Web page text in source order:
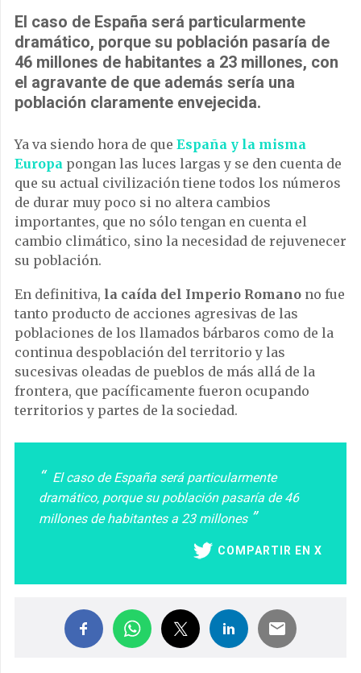
El caso de España será particularmente
dramático, porque su población pasaría de
46 millones de habitantes a 23 millones, con
el agravante de que además sería una
población claramente envejecida.
Ya va siendo hora de que España y la misma
Europa pongan las luces largas y se den cuenta de
que su actual civilización tiene todos los números
de durar muy poco si no altera cambios
importantes, que no sólo tengan en cuenta el
cambio climático, sino la necesidad de rejuvenecer
su población.
En definitiva, la caída del Imperio Romano no fue
tanto producto de acciones agresivas de las
poblaciones de los llamados bárbaros como de la
continua despoblación del territorio y las
sucesivas oleadas de pueblos de más allá de la
frontera, que pacíficamente fueron ocupando
territorios y partes de la sociedad.
El caso de España será particularmente
dramático, porque su población pasaría de 46
millones de habitantes a 23 millones
COMPARTIR EN X